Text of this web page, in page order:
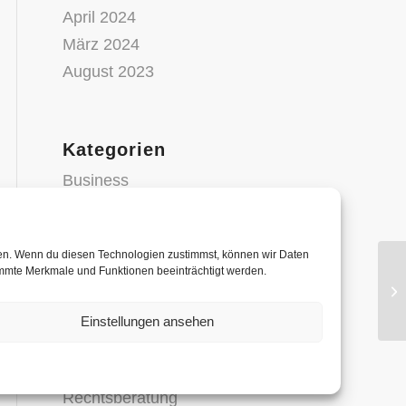
Wenn du diesen Technologien zustimmst, können wir Daten
Merkmale und Funktionen beeinträchtigt werden.
Einstellungen ansehen
April 2024
März 2024
August 2023
Kategorien
Business
Finanzen
Marketing
Rechtsberatung